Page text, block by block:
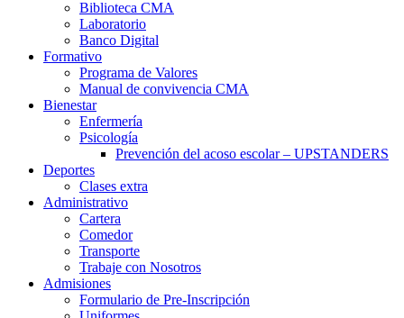
Biblioteca CMA
Laboratorio
Banco Digital
Formativo
Programa de Valores
Manual de convivencia CMA
Bienestar
Enfermería
Psicología
Prevención del acoso escolar – UPSTANDERS
Deportes
Clases extra
Administrativo
Cartera
Comedor
Transporte
Trabaje con Nosotros
Admisiones
Formulario de Pre-Inscripción